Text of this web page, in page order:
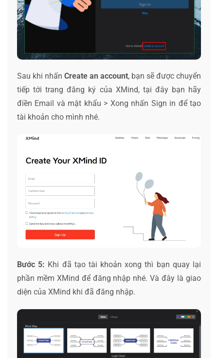
Sau khi nhấn Create an account, bạn sẽ được chuyển
tiếp tới trang đăng ký của XMind, tại đây bạn hãy
điền Email và mật khẩu > Xong nhấn Sign in để tạo
tài khoản cho mình nhé.
Bước 5: Khi đã tạo tài khoản xong thì bạn quay lại
phần mềm XMind để đăng nhập nhé. Và đây là giao
diện của XMind khi đã đăng nhập.